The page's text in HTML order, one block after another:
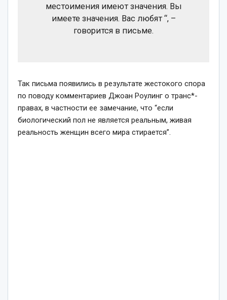
местоимения имеют значения. Вы
имеете значения. Вас любят “, –
говорится в письме.
Так письма появились в результате жестокого спора
по поводу комментариев Джоан Роулинг о транс*-
правах, в частности ее замечание, что “если
биологический пол не является реальным, живая
реальность женщин всего мира стирается”.